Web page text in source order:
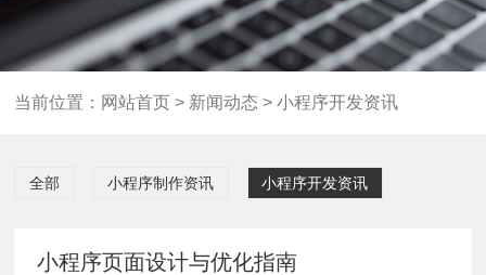
当前位置： 网站首页 > 新闻动态 >小程序开发资讯
全部 小程序制作资讯 小程序开发资讯
小程序页面设计与优化指南